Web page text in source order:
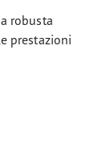
robusta
prestazioni